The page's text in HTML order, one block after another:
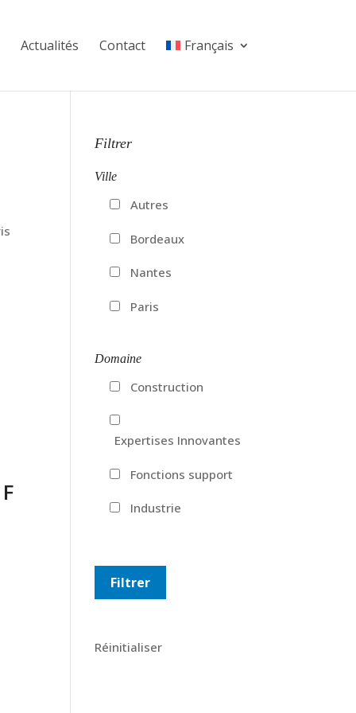
Actualités Contact Français
Filtrer
Ville
Autres
Bordeaux
Nantes
Paris
Domaine
Construction
Expertises Innovantes
Fonctions support
Industrie
Réinitialiser